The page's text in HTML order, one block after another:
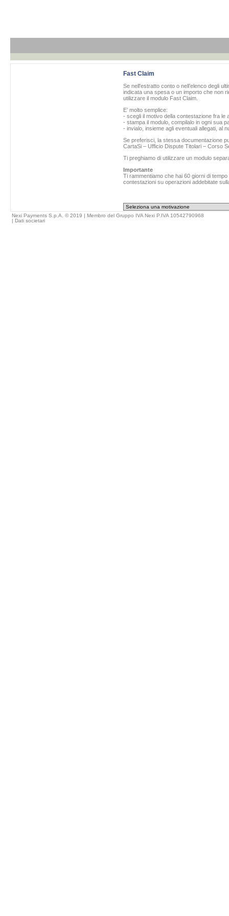
Fast Claim
Se nell'estratto conto o nell’elenco degli
indicata una spesa o un importo che non
utilizzare il modulo Fast Claim.
E’ molto semplice:
- scegli il motivo della contestazione fra le
- stampa il modulo, compilalo in ogni sua
- invialo, insieme agli eventuali allegati, al
Se preferisci, la stessa documentazione
CartaSi – Ufficio Dispute Titolari – Corso
Ti preghiamo di utilizzare un modulo
Importante
Ti rammentiamo che hai 60 giorni di
contestazioni su operazioni addebitate
Nexi Payments S.p.A. © 2019 | Membro del Gruppo IVA Nexi P.IVA 10542790968
| Dati societari